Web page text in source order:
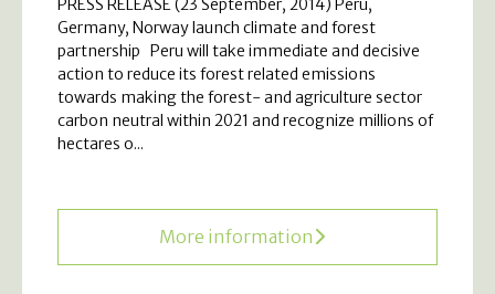
PRESS RELEASE (23 September, 2014) Peru,
Germany, Norway launch climate and forest
partnership Peru will take immediate and decisive
action to reduce its forest related emissions
towards making the forest- and agriculture sector
carbon neutral within 2021 and recognize millions of
hectares o...
More information